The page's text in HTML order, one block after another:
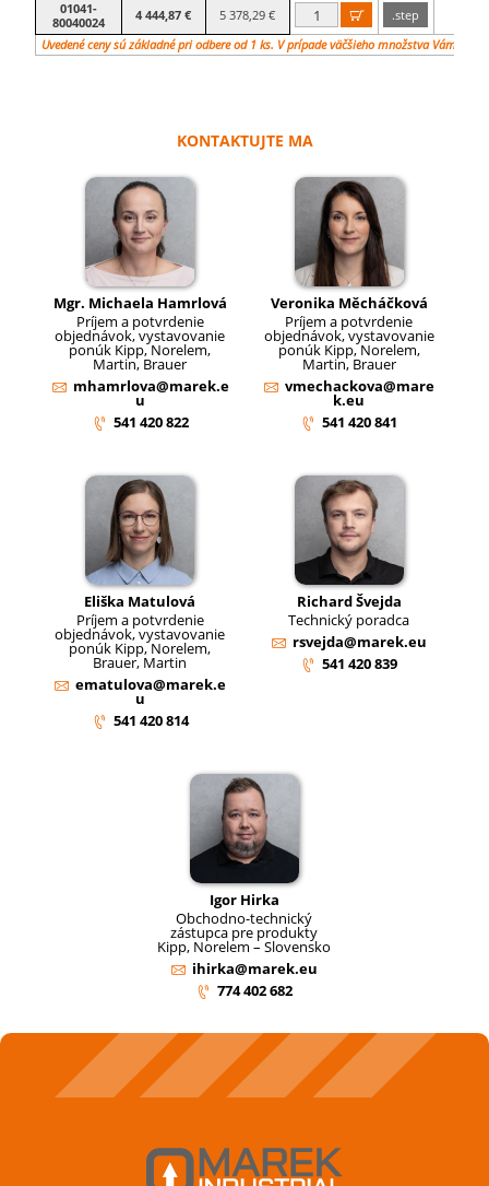
01041-
80040024
4 444,87 € 5 378,29 €  .step
Uvedené ceny sú základné pri odbere od 1 ks. V prípade väčšieho množstva Vám
KONTAKTUJTE MA
Mgr. Michaela Hamrlová
Príjem a potvrdenie
objednávok, vystavovanie
ponúk Kipp, Norelem,
Martin, Brauer
mhamrlova@marek.e
u
541 420 822
Veronika Měcháčková
Príjem a potvrdenie
objednávok, vystavovanie
ponúk Kipp, Norelem,
Martin, Brauer
vmechackova@mare
k.eu
541 420 841
Eliška Matulová
Príjem a potvrdenie
objednávok, vystavovanie
ponúk Kipp, Norelem,
Brauer, Martin
ematulova@marek.e
u
541 420 814
Richard Švejda
Technický poradca
rsvejda@marek.eu
541 420 839
Igor Hirka
Obchodno-technický
zástupca pre produkty
Kipp, Norelem – Slovensko
ihirka@marek.eu
774 402 682